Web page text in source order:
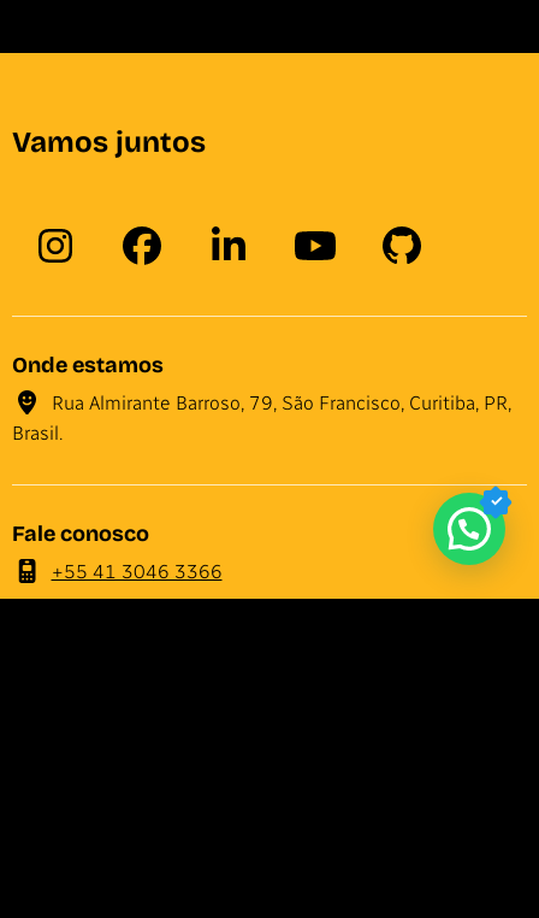
Vamos juntos
Onde estamos
Rua Almirante Barroso, 79, São Francisco, Curitiba, PR,
Brasil.
Fale conosco
+55 41 3046 3366